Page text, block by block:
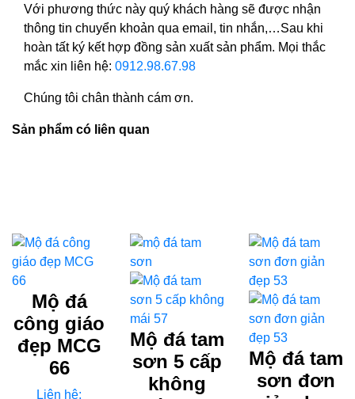
Với phương thức này quý khách hàng sẽ được nhận
thông tin chuyển khoản qua email, tin nhắn,…Sau khi
hoàn tất ký kết hợp đồng sản xuất sản phẩm. Mọi thắc
mắc xin liên hệ: 0912.98.67.98
Chúng tôi chân thành cám ơn.
Sản phẩm có liên quan
Mộ đá
công giáo
đẹp MCG
66
Liên hệ:
Mộ đá tam
sơn 5 cấp
không
Mộ đá tam
sơn đơn